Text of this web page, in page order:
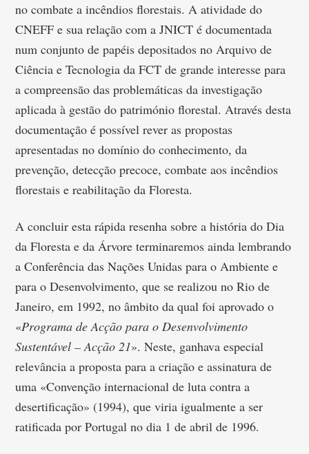
no combate a incêndios florestais. A atividade do
CNEFF e sua relação com a JNICT é documentada
num conjunto de papéis depositados no Arquivo de
Ciência e Tecnologia da FCT de grande interesse para
a compreensão das problemáticas da investigação
aplicada à gestão do património florestal. Através desta
documentação é possível rever as propostas
apresentadas no domínio do conhecimento, da
prevenção, detecção precoce, combate aos incêndios
florestais e reabilitação da Floresta.
A concluir esta rápida resenha sobre a história do Dia
da Floresta e da Árvore terminaremos ainda lembrando
a Conferência das Nações Unidas para o Ambiente e
para o Desenvolvimento, que se realizou no Rio de
Janeiro, em 1992, no âmbito da qual foi aprovado o
«Programa de Acção para o Desenvolvimento
Sustentável – Acção 21». Neste, ganhava especial
relevância a proposta para a criação e assinatura de
uma «Convenção internacional de luta contra a
desertificação» (1994), que viria igualmente a ser
ratificada por Portugal no dia 1 de abril de 1996.